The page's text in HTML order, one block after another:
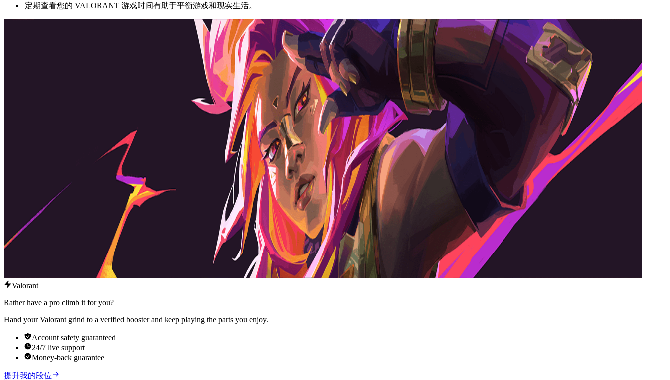
定期查看您的 VALORANT 游戏时间有助于平衡游戏和现实生活。
Valorant
Rather have a pro climb it for you?
Hand your Valorant grind to a verified booster and keep playing the parts you enjoy.
Account safety guaranteed
24/7 live support
Money-back guarantee
提升我的段位